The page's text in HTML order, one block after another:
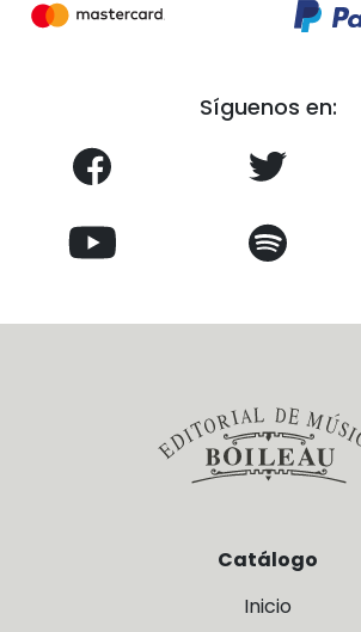
Síguenos en:
Catálogo
Inicio